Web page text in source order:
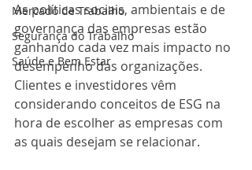
Mercado de Trabalho
Segurança do Trabalho
Saúde e Bem Estar
As políticas sociais, ambientais e de
governança das empresas estão
ganhando cada vez mais impacto no
desempenho das organizações.
Clientes e investidores vêm
considerando conceitos de ESG na
hora de escolher as empresas com
as quais desejam se relacionar.